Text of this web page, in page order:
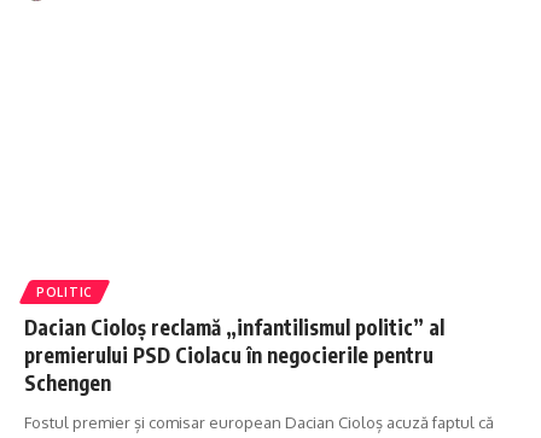
POLITIC
Dacian Cioloș reclamă „infantilismul politic” al
premierului PSD Ciolacu în negocierile pentru
Schengen
Fostul premier și comisar european Dacian Cioloș acuză faptul că